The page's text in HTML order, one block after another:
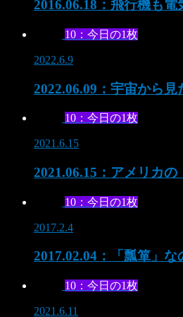
2016.06.18：飛行機も電
10：今日の1枚
2022.6.9
2022.06.09：宇宙から見
10：今日の1枚
2021.6.15
2021.06.15：アメリカ
10：今日の1枚
2017.2.4
2017.02.04：「瓢箪」
10：今日の1枚
2021.6.11